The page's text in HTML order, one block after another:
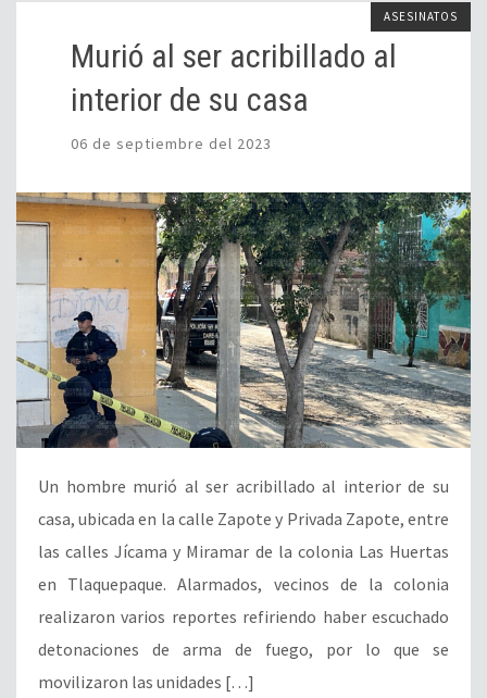
ASESINATOS
Murió al ser acribillado al
interior de su casa
06 de septiembre del 2023
Un hombre murió al ser acribillado al interior de su
casa, ubicada en la calle Zapote y Privada Zapote, entre
las calles Jícama y Miramar de la colonia Las Huertas
en Tlaquepaque. Alarmados, vecinos de la colonia
realizaron varios reportes refiriendo haber escuchado
detonaciones de arma de fuego, por lo que se
movilizaron las unidades […]